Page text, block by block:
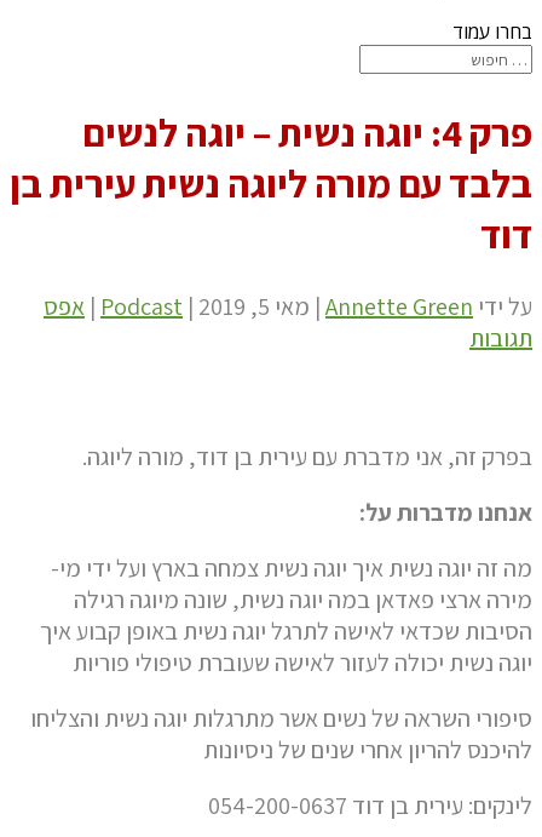
בחרו עמוד
פרק 4: יוגה נשית – יוגה לנשים
בלבד עם מורה ליוגה נשית עירית בן
דוד
על ידי Annette Green
| מאי 5, 2019 |
Podcast
| אפס
תגובות
בפרק זה, אני מדברת עם עירית בן דוד, מורה ליוגה.
אנחנו מדברות על:
מה זה יוגה נשית איך יוגה נשית צמחה בארץ ועל ידי מי-
מירה ארצי פאדאן במה יוגה נשית, שונה מיוגה רגילה
הסיבות שכדאי לאישה לתרגל יוגה נשית באופן קבוע איך
יוגה נשית יכולה לעזור לאישה שעוברת טיפולי פוריות
סיפורי השראה של נשים אשר מתרגלות יוגה נשית והצליחו
להיכנס להריון אחרי שנים של ניסיונות
לינקים: עירית בן דוד 054-200-0637